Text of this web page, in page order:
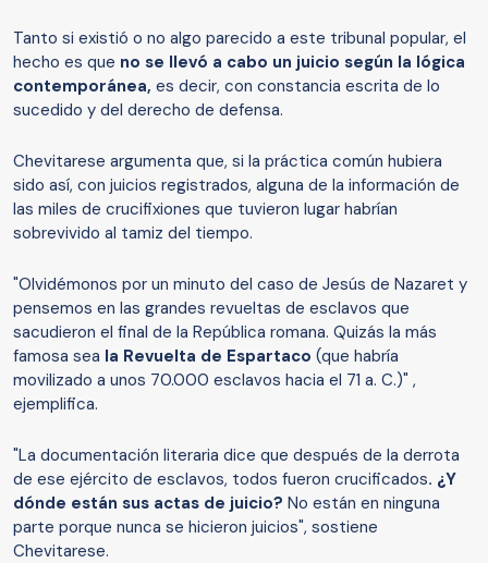
Tanto si existió o no algo parecido a este tribunal popular, el
hecho es que no se llevó a cabo un juicio según la lógica
contemporánea, es decir, con constancia escrita de lo
sucedido y del derecho de defensa.
Chevitarese argumenta que, si la práctica común hubiera
sido así, con juicios registrados, alguna de la información de
las miles de crucifixiones que tuvieron lugar habrían
sobrevivido al tamiz del tiempo.
"Olvidémonos por un minuto del caso de Jesús de Nazaret y
pensemos en las grandes revueltas de esclavos que
sacudieron el final de la República romana. Quizás la más
famosa sea la Revuelta de Espartaco (que habría
movilizado a unos 70.000 esclavos hacia el 71 a. C.)" ,
ejemplifica.
"La documentación literaria dice que después de la derrota
de ese ejército de esclavos, todos fueron crucificados. ¿Y
dónde están sus actas de juicio? No están en ninguna
parte porque nunca se hicieron juicios", sostiene
Chevitarese.